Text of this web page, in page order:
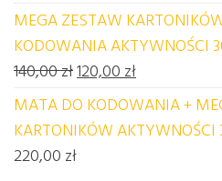
MEGA ZESTAW
KODOWANIA AKTYWNOŚCI
140,00złPierwotna cena
120,00 złAktualna
MATA DO KODOWANIA +
KARTONIKÓW
220,00 zł